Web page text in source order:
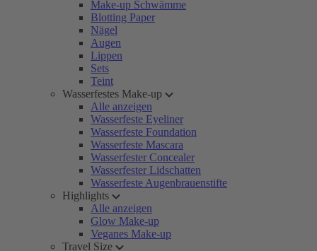
Make-up Schwämme
Blotting Paper
Nägel
Augen
Lippen
Sets
Teint
Wasserfestes Make-up
Alle anzeigen
Wasserfeste Eyeliner
Wasserfeste Foundation
Wasserfeste Mascara
Wasserfester Concealer
Wasserfester Lidschatten
Wasserfeste Augenbrauenstifte
Highlights
Alle anzeigen
Glow Make-up
Veganes Make-up
Travel Size